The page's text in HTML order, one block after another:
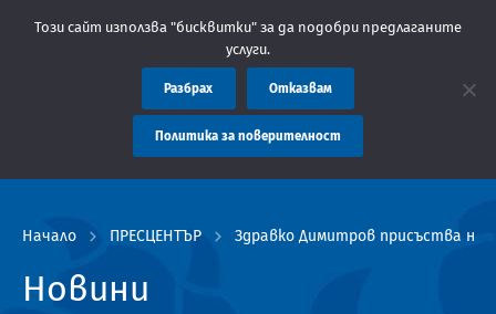
администрация Пловдив препоръчва заплащането на
Начало ПРЕСЦЕНТЪР Здравко Димитров присъства на
Новини
Този сайт използва "бисквитки" за да подобри предлаганите
услуги.
Разбрах Отказвам
Политика за поверителност